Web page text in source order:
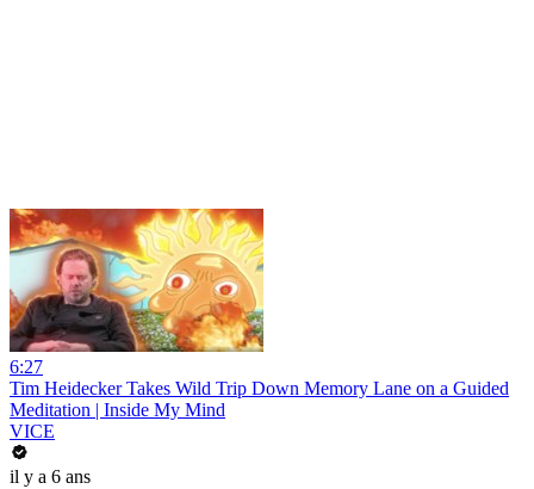
6:27
Tim Heidecker Takes Wild Trip Down Memory Lane on a Guided
Meditation | Inside My Mind
VICE
il y a 6 ans